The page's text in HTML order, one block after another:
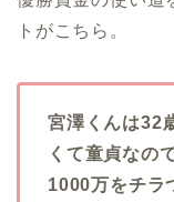
トがこちら。
宮澤くんは32
くて童貞なので
1000万をチラ